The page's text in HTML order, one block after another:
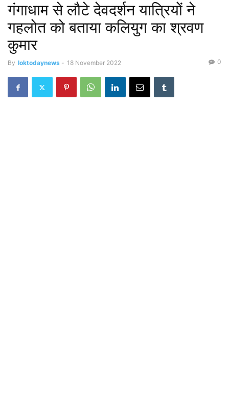
गंगाधाम से लौटे देवदर्शन यात्रियों ने
गहलोत को बताया कलियुग का श्रवण
कुमार
By loktodaynews - 18 November 2022 0